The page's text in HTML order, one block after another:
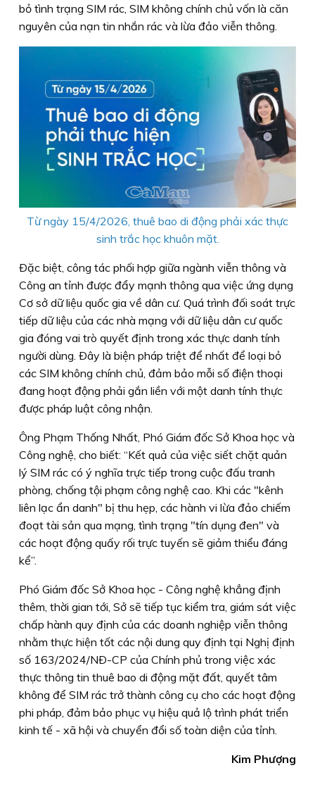
bỏ tình trạng SIM rác, SIM không chính chủ vốn là căn
nguyên của nạn tin nhắn rác và lừa đảo viễn thông.
Từ ngày 15/4/2026, thuê bao di động phải xác thực
sinh trắc học khuôn mặt.
Ðặc biệt, công tác phối hợp giữa ngành viễn thông và
Công an tỉnh được đẩy mạnh thông qua việc ứng dụng
Cơ sở dữ liệu quốc gia về dân cư. Quá trình đối soát trực
tiếp dữ liệu của các nhà mạng với dữ liệu dân cư quốc
gia đóng vai trò quyết định trong xác thực danh tính
người dùng. Ðây là biện pháp triệt để nhất để loại bỏ
các SIM không chính chủ, đảm bảo mỗi số điện thoại
đang hoạt động phải gắn liền với một danh tính thực
được pháp luật công nhận.
Ông Phạm Thống Nhất, Phó Giám đốc Sở Khoa học và
Công nghệ, cho biết: “Kết quả của việc siết chặt quản
lý SIM rác có ý nghĩa trực tiếp trong cuộc đấu tranh
phòng, chống tội phạm công nghệ cao. Khi các "kênh
liên lạc ẩn danh" bị thu hẹp, các hành vi lừa đảo chiếm
đoạt tài sản qua mạng, tình trạng "tín dụng đen" và
các hoạt động quấy rối trực tuyến sẽ giảm thiểu đáng
kể”.
Phó Giám đốc Sở Khoa học - Công nghệ khẳng định
thêm, thời gian tới, Sở sẽ tiếp tục kiểm tra, giám sát việc
chấp hành quy định của các doanh nghiệp viễn thông
nhằm thực hiện tốt các nội dung quy định tại Nghị định
số 163/2024/NÐ-CP của Chính phủ trong việc xác
thực thông tin thuê bao di động mặt đất, quyết tâm
không để SIM rác trở thành công cụ cho các hoạt động
phi pháp, đảm bảo phục vụ hiệu quả lộ trình phát triển
kinh tế - xã hội và chuyển đổi số toàn diện của tỉnh.
Kim Phượng